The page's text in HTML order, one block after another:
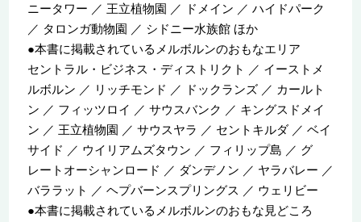
ニータワー ／ 王立植物園 ／ ドメイン ／ ハイドパーク
／ タロンガ動物園 ／ シドニー水族館 ほか
●本書に掲載されているメルボルンのおもなエリア
セントラル・ビジネス・ディストリクト ／ イーストメ
ルボルン ／ リッチモンド ／ ドックランズ ／ カールト
ン ／ フィッツロイ ／ サウスバンク ／ キングスドメイ
ン ／ 王立植物園 ／ サウスヤラ ／ セントキルダ ／ ベイ
サイド ／ ウイリアムズタウン ／ フィリップ島 ／ グ
レートオーシャンロード ／ ダンデノン ／ ヤラバレー ／
バララット ／ ヘプバーンスプリングス ／ ウェリビー
●本書に掲載されているメルボルンのおもな見どころ